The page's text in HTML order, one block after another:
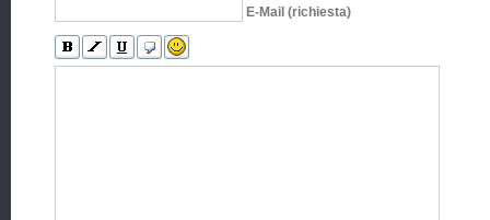
E-Mail (richiesta)